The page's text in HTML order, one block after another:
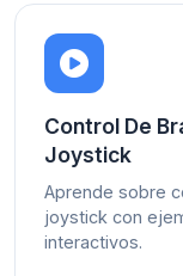
Control De
Joystick
Aprende sobre
joystick con
interactivos.